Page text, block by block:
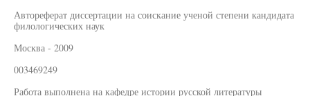
Автореферат диссертации на соискание ученой степени кандидата
филологических наук
Москва - 2009
003469249
Работа выполнена на кафедре истории русской литературы